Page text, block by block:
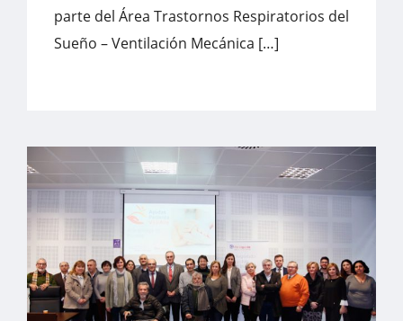
parte del Área Trastornos Respiratorios del
Sueño – Ventilación Mecánica […]